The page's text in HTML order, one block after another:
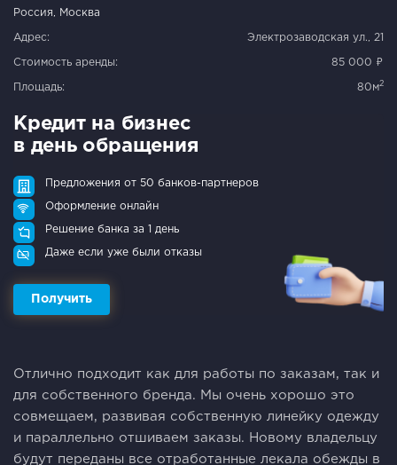
Россия, Москва
Адрес: Электрозаводская ул., 21
Стоимость аренды: 85 000 ₽
Площадь: 80м2
Кредит на бизнес
в день обращения
Предложения от 50 банков-партнеров
Оформление онлайн
Решение банка за 1 день
Даже если уже были отказы
Получить
Отлично подходит как для работы по заказам, так и
для собственного бренда. Мы очень хорошо это
совмещаем, развивая собственную линейку одежду
и параллельно отшиваем заказы. Новому владельцу
будут переданы все отработанные лекала обежды в